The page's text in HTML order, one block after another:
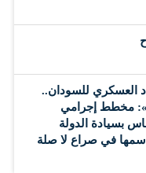
العسكري للسودان..
مخطط إجرامي
بسيادة الدولة
في صراع لا صلة